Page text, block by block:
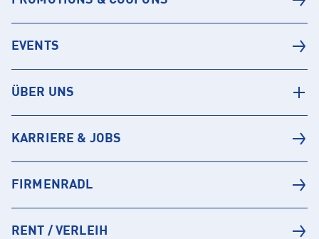
EVENTS
ÜBER UNS
KARRIERE & JOBS
FIRMENRADL
RENT / VERLEIH